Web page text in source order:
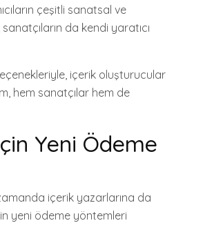
çeşitli sanatsal ve
da kendi yaratıcı
içerik oluşturucular
hem sanatçılar hem de
Yeni Ödeme
içerik yazarlarına da
yeni ödeme yöntemleri